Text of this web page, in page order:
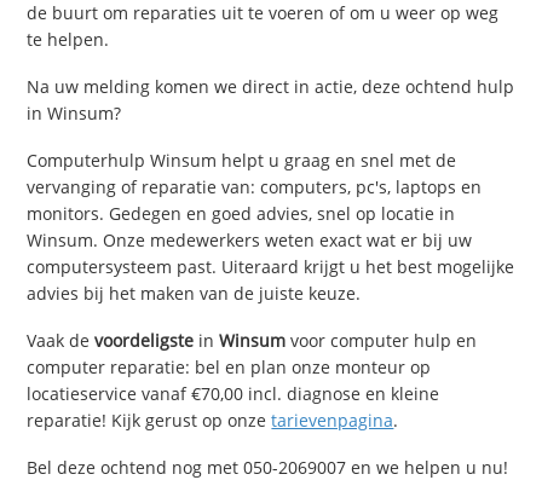
de buurt om reparaties uit te voeren of om u weer op weg
te helpen.
Na uw melding komen we direct in actie, deze ochtend hulp
in Winsum?
Computerhulp Winsum helpt u graag en snel met de
vervanging of reparatie van: computers, pc's, laptops en
monitors. Gedegen en goed advies, snel op locatie in
Winsum. Onze medewerkers weten exact wat er bij uw
computersysteem past. Uiteraard krijgt u het best mogelijke
advies bij het maken van de juiste keuze.
Vaak devoordeligste inWinsum voor computer hulp en
computer reparatie: bel en plan onze monteur op
locatieservice vanaf €70,00 incl. diagnose en kleine
reparatie! Kijk gerust op onzetarievenpagina.
Bel deze ochtend nog met 050-2069007 en we helpen u nu!